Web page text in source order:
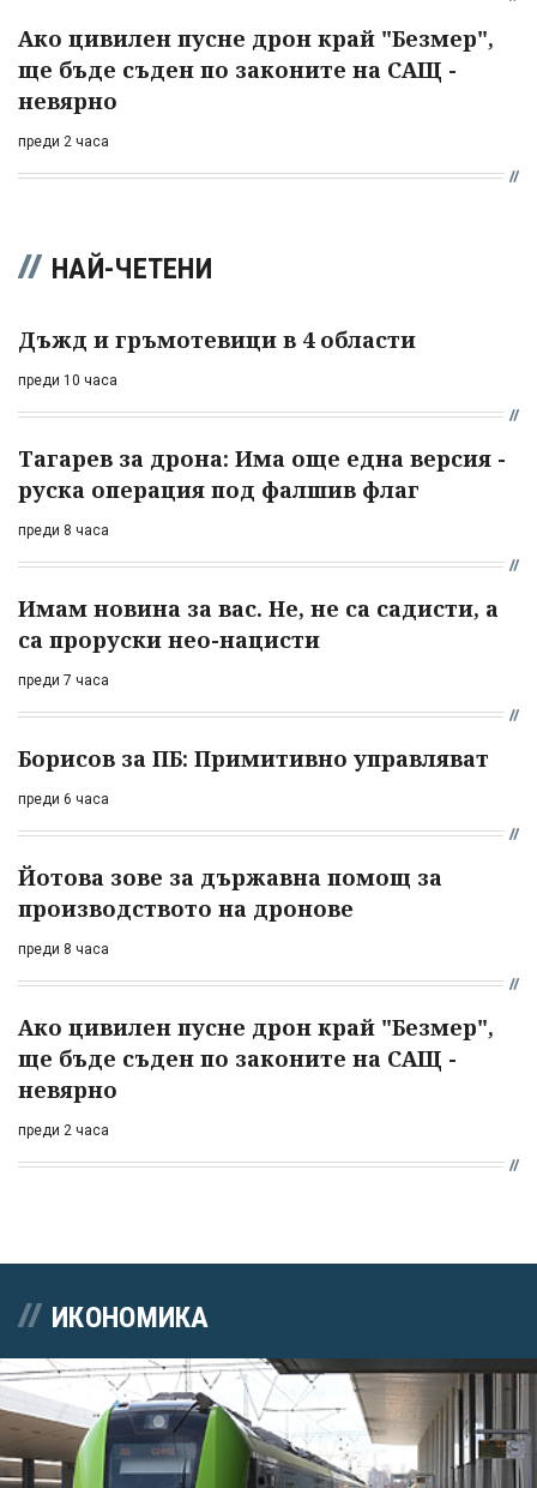
Ако цивилен пусне дрон край "Безмер",
ще бъде съден по законите на САЩ -
невярно
преди 2 часа
НАЙ-ЧЕТЕНИ
Дъжд и гръмотевици в 4 области
преди 10 часа
Тагарев за дрона: Има още една версия -
руска операция под фалшив флаг
преди 8 часа
Имам новина за вас. Не, не са садисти, а
са проруски нео-нацисти
преди 7 часа
Борисов за ПБ: Примитивно управляват
преди 6 часа
Йотова зове за държавна помощ за
производството на дронове
преди 8 часа
Ако цивилен пусне дрон край "Безмер",
ще бъде съден по законите на САЩ -
невярно
преди 2 часа
ИКОНОМИКА